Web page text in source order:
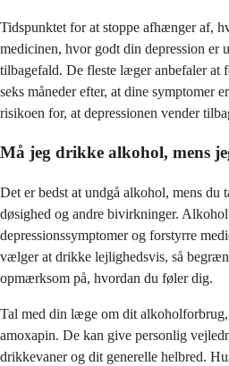
Tidspunktet for at stoppe afhænger af,
medicinen, hvor godt din depression
tilbagefald. De fleste læger anbefaler at
seks måneder efter, at dine symptomer
risikoen for, at depressionen vender
Må jeg drikke alkohol, mens
Det er bedst at undgå alkohol, mens du
døsighed og andre bivirkninger.
depressionssymptomer og forstyrre
vælger at drikke lejlighedsvis, så
opmærksom på, hvordan du føler dig.
Tal med din læge om dit
amoxapin. De kan give personlig
drikkevaner og dit generelle helbred.